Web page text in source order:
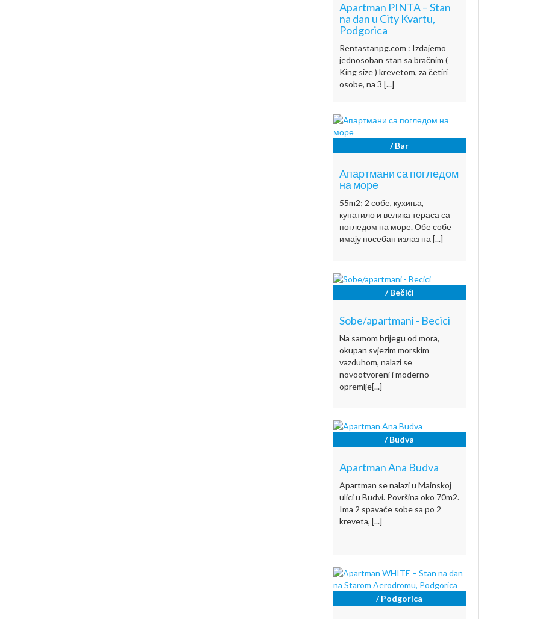
Apartman PINTA – Stan
na dan u City Kvartu,
Podgorica
Rentastanpg.com : Izdajemo
jednosoban stan sa bračnim (
King size ) krevetom, za četiri
osobe, na 3 [...]
/ Bar
Апартмани са погледом
на море
55m2; 2 собе, кухиња,
купатило и велика тераса са
погледом на море. Обе собе
имају посебан излаз на [...]
/ Bečići
Sobe/apartmani - Becici
Na samom brijegu od mora,
okupan svjezim morskim
vazduhom, nalazi se
novootvoreni i moderno
opremlje[...]
/ Budva
Apartman Ana Budva
Apartman se nalazi u Mainskoj
ulici u Budvi. Površina oko 70m2.
Ima 2 spavaće sobe sa po 2
kreveta, [...]
/ Podgorica